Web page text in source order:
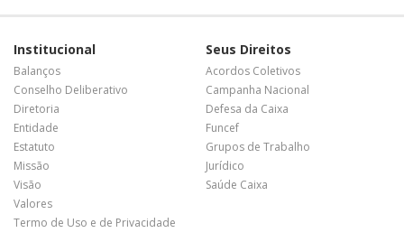
Institucional
Balanços
Conselho Deliberativo
Diretoria
Entidade
Estatuto
Missão
Visão
Valores
Termo de Uso e de Privacidade
Seus Direitos
Acordos Coletivos
Campanha Nacional
Defesa da Caixa
Funcef
Grupos de Trabalho
Jurídico
Saúde Caixa